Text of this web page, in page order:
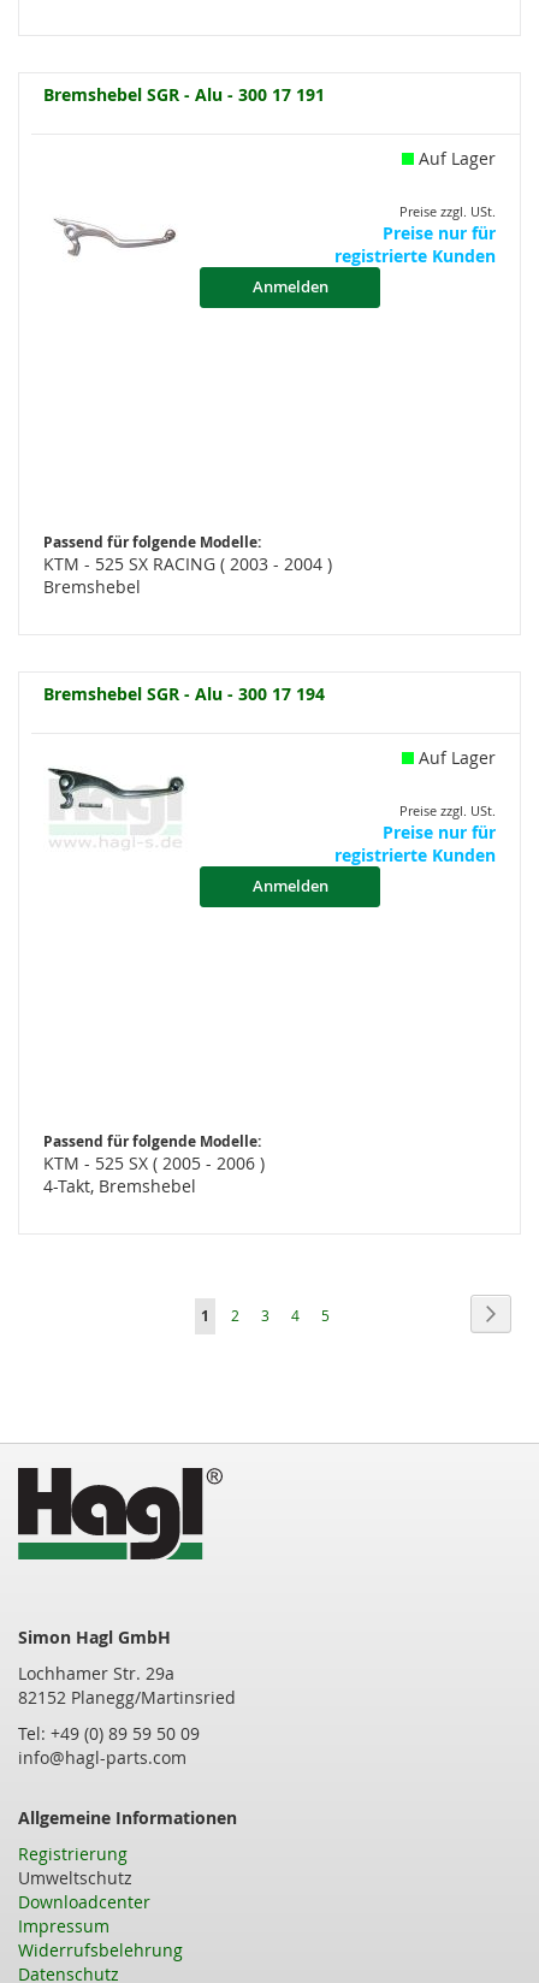
Bremshebel SGR - Alu - 300 17 191
Auf Lager
Preise zzgl. USt.
Preise nur für
registrierte Kunden
Anmelden
Passend für folgende Modelle:
KTM - 525 SX RACING ( 2003 - 2004 )
Bremshebel
Bremshebel SGR - Alu - 300 17 194
Auf Lager
Preise zzgl. USt.
Preise nur für
registrierte Kunden
Anmelden
Passend für folgende Modelle:
KTM - 525 SX ( 2005 - 2006 )
4-Takt, Bremshebel
Seite
Sie
1 Seite
2 Seite
3 Seite
4 Seite
5
Simon Hagl GmbH
Lochhamer Str. 29a
82152 Planegg/Martinsried
Tel: +49 (0) 89 59 50 09
info@hagl-parts.com
Allgemeine Informationen
Registrierung
Umweltschutz
Downloadcenter
Impressum
Widerrufsbelehrung
Datenschutz